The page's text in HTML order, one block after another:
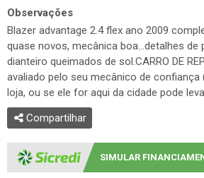
Observações
Blazer advantage 2.4 flex ano 2009
quase novos, mecânica boa...detalhes de
dianteiro queimados de sol.CARRO DE
avaliado pelo seu mecânico de confiança
loja, ou se ele for aqui da cidade pode
Compartilhar
SIMULAR